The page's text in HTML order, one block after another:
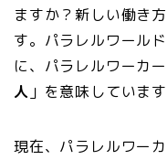
ますか？新しい働き
す。パラレルワール
に、パラレルワーカ
人 」を意味しています
現在、パラレルワー